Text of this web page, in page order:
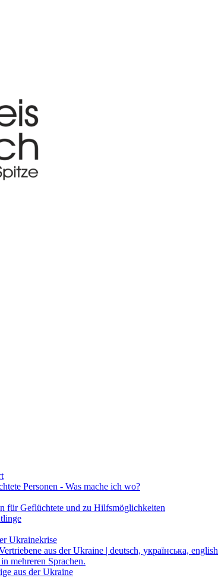
Personen - Was mache ich wo?
für Geflüchtete und zu Hilfsmöglichkeiten
Ukrainekrise
aus der Ukraine | deutsch, українська, english
mehreren Sprachen.
aus der Ukraine